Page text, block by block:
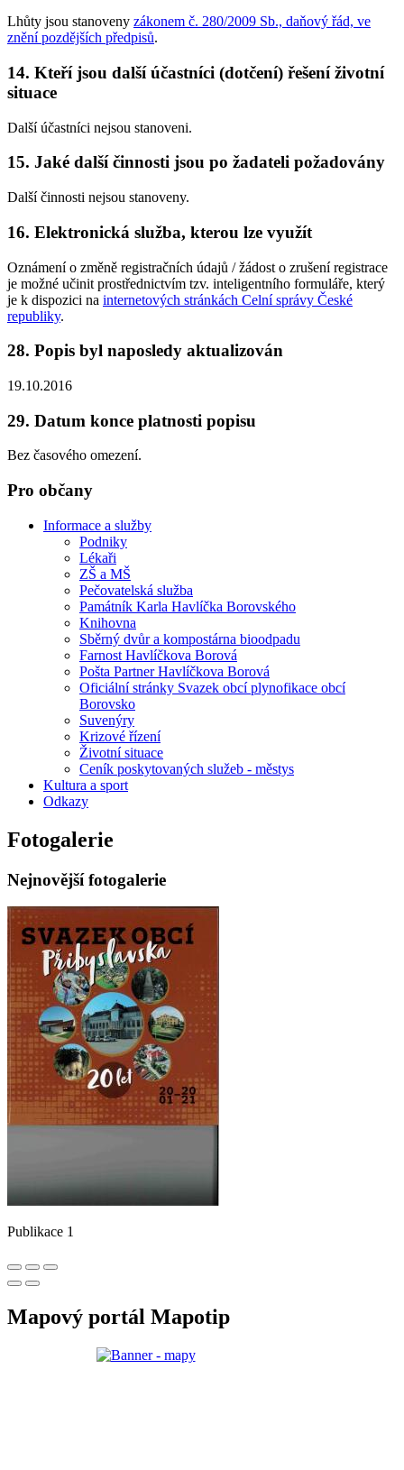
Lhůty jsou stanoveny zákonem č. 280/2009 Sb., daňový řád, ve
znění pozdějších předpisů.
14. Kteří jsou další účastníci (dotčení) řešení životní
situace
Další účastníci nejsou stanoveni.
15. Jaké další činnosti jsou po žadateli požadovány
Další činnosti nejsou stanoveny.
16. Elektronická služba, kterou lze využít
Oznámení o změně registračních údajů / žádost o zrušení registrace
je možné učinit prostřednictvím tzv. inteligentního formuláře, který
je k dispozici na internetových stránkách Celní správy České
republiky.
28. Popis byl naposledy aktualizován
19.10.2016
29. Datum konce platnosti popisu
Bez časového omezení.
Pro občany
Informace a služby
Podniky
Lékaři
ZŠ a MŠ
Pečovatelská služba
Památník Karla Havlíčka Borovského
Knihovna
Sběrný dvůr a kompostárna bioodpadu
Farnost Havlíčkova Borová
Pošta Partner Havlíčkova Borová
Oficiální stránky Svazek obcí plynofikace obcí
Borovsko
Suvenýry
Krizové řízení
Životní situace
Ceník poskytovaných služeb - městys
Kultura a sport
Odkazy
Fotogalerie
Nejnovější fotogalerie
Publikace 1
Mapový portál Mapotip